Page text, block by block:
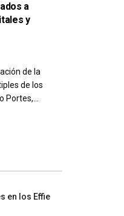
a
y
de la
de los
Portes,...
en los Effie